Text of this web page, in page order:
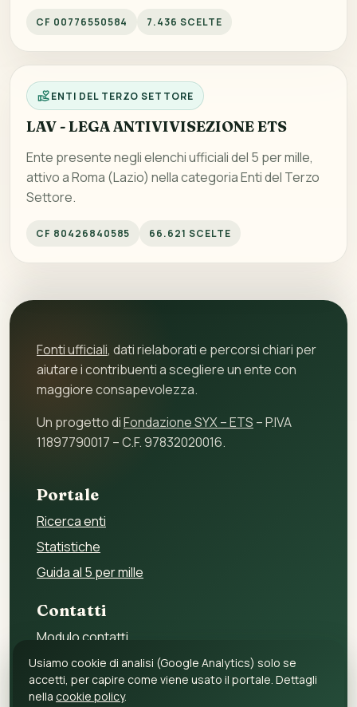
CF 00776550584 7.436 SCELTE
ENTI DEL TERZO SETTORE
LAV - LEGA ANTIVIVISEZIONE ETS
Ente presente negli elenchi ufficiali del 5 per mille,
attivo a Roma (Lazio) nella categoria Enti del Terzo
Settore.
CF 80426840585 66.621 SCELTE
Fonti ufficiali, dati rielaborati e percorsi chiari per
aiutare i contribuenti a scegliere un ente con
maggiore consapevolezza.
Un progetto diFondazione SYX – ETS – P.IVA
11897790017 – C.F. 97832020016.
Portale
Ricerca enti
Statistiche
Guida al 5 per mille
Contatti
Modulo contatti
Per gli enti
Per i fornitori
Usiamo cookie di analisi (Google Analytics) solo se
accetti, per capire come viene usato il portale. Dettagli
nella cookie policy.